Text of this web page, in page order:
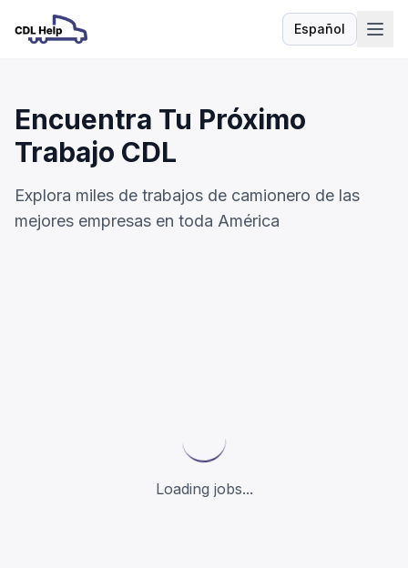
Español
Idioma
Encuentra Tu Próximo
Trabajo CDL
Explora miles de trabajos de camionero de las
mejores empresas en toda América
Loading jobs...